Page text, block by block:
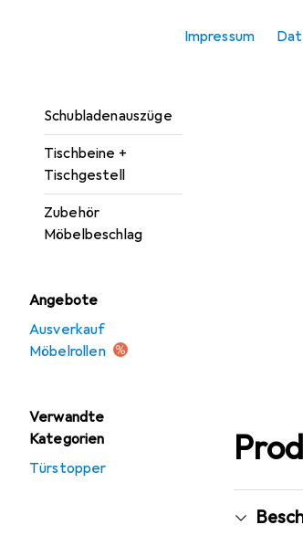
Impressum
Schubladenauszüge
Tischbeine +
Tischgestell
Zubehör
Möbelbeschlag
Angebote
Ausverkauf
Möbelrollen
Verwandte
Kategorien
Türstopper